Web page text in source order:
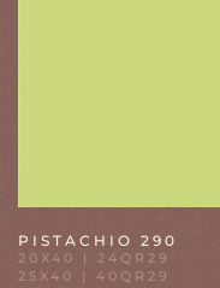
PISTACHIO 290
20X40 | 24QR29
25X40 | 40QR29